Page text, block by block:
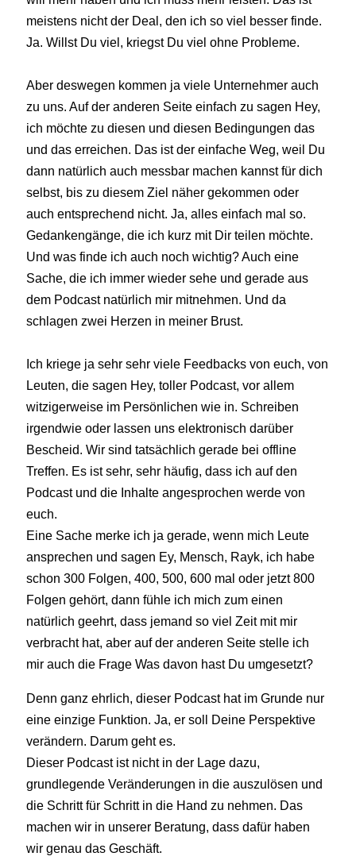
meistens nicht der Deal, den ich so viel besser finde.
Ja. Willst Du viel, kriegst Du viel ohne Probleme.
Aber deswegen kommen ja viele Unternehmer auch
zu uns. Auf der anderen Seite einfach zu sagen Hey,
ich möchte zu diesen und diesen Bedingungen das
und das erreichen. Das ist der einfache Weg, weil Du
dann natürlich auch messbar machen kannst für dich
selbst, bis zu diesem Ziel näher gekommen oder
auch entsprechend nicht. Ja, alles einfach mal so.
Gedankengänge, die ich kurz mit Dir teilen möchte.
Und was finde ich auch noch wichtig? Auch eine
Sache, die ich immer wieder sehe und gerade aus
dem Podcast natürlich mir mitnehmen. Und da
schlagen zwei Herzen in meiner Brust.
Ich kriege ja sehr sehr viele Feedbacks von euch, von
Leuten, die sagen Hey, toller Podcast, vor allem
witzigerweise im Persönlichen wie in. Schreiben
irgendwie oder lassen uns elektronisch darüber
Bescheid. Wir sind tatsächlich gerade bei offline
Treffen. Es ist sehr, sehr häufig, dass ich auf den
Podcast und die Inhalte angesprochen werde von
euch.
Eine Sache merke ich ja gerade, wenn mich Leute
ansprechen und sagen Ey, Mensch, Rayk, ich habe
schon 300 Folgen, 400, 500, 600 mal oder jetzt 800
Folgen gehört, dann fühle ich mich zum einen
natürlich geehrt, dass jemand so viel Zeit mit mir
verbracht hat, aber auf der anderen Seite stelle ich
mir auch die Frage Was davon hast Du umgesetzt?
Denn ganz ehrlich, dieser Podcast hat im Grunde nur
eine einzige Funktion. Ja, er soll Deine Perspektive
verändern. Darum geht es.
Dieser Podcast ist nicht in der Lage dazu,
grundlegende Veränderungen in die auszulösen und
die Schritt für Schritt in die Hand zu nehmen. Das
machen wir in unserer Beratung, dass dafür haben
wir genau das Geschäft.